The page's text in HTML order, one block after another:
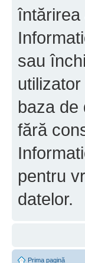
întărirea
sau
baza de
fără
pentru
datelor.
Prima pagină